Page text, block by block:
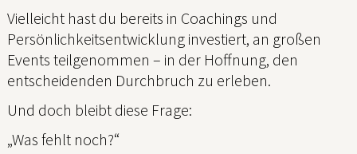
Vielleicht hast du bereits in Coachings und
Persönlichkeitsentwicklung investiert, an großen
Events teilgenommen – in der Hoffnung, den
entscheidenden Durchbruch zu erleben.
Und doch bleibt diese Frage:
„Was fehlt noch?“